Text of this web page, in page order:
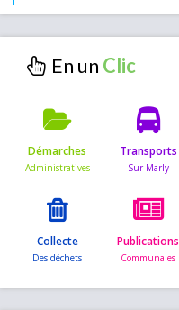
En un
Démarches Transports
Collecte Publications